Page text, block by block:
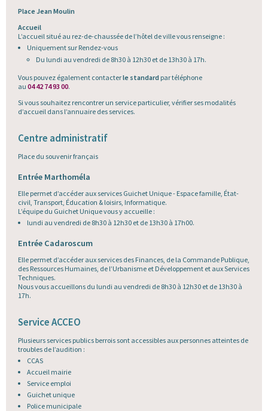
Place Jean Moulin
Accueil
L’accueil situé au rez-de-chaussée de l’hôtel de ville vous renseigne :
Uniquement sur Rendez-vous
Du lundi au vendredi de 8h30 à 12h30 et de 13h30 à 17h.
Vous pouvez également contacterle standard par téléphone
au 04 42 74 93 00.
Si vous souhaitez rencontrer un service particulier, vérifier ses modalités
d’accueil dans l’annuaire des services.
Centre administratif
Place du souvenir français
Entrée Marthoméla
Elle permet d’accéder aux services Guichet Unique - Espace famille, État-
civil, Transport, Éducation & loisirs, Informatique.
L’équipe du Guichet Unique vous y accueille :
lundi au vendredi de 8h30 à 12h30 et de 13h30 à 17h00.
Entrée Cadaroscum
Elle permet d’accéder aux services des Finances, de la Commande Publique,
des Ressources Humaines, de l’Urbanisme et Développement et aux Services
Techniques.
Nous vous accueillons du lundi au vendredi de 8h30 à 12h30 et de 13h30 à
17h.
Service ACCEO
Plusieurs services publics berrois sont accessibles aux personnes atteintes de
troubles de l’audition :
CCAS
Accueil mairie
Service emploi
Guichet unique
Police municipale